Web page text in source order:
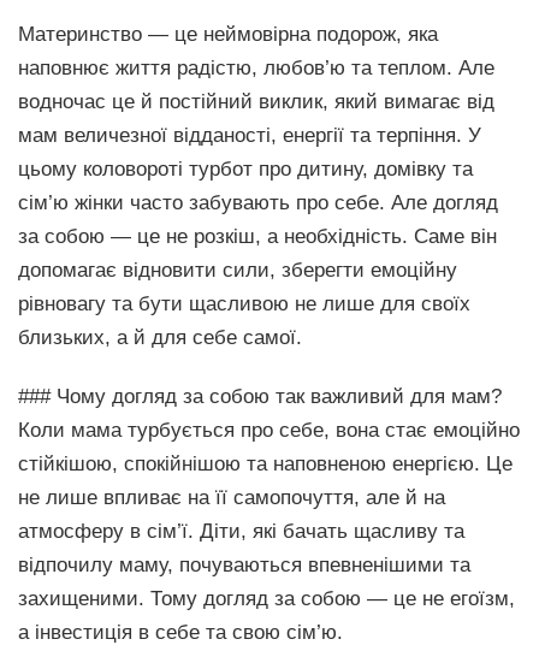
Материнство — це неймовірна подорож, яка
наповнює життя радістю, любов’ю та теплом. Але
водночас це й постійний виклик, який вимагає від
мам величезної відданості, енергії та терпіння. У
цьому коловороті турбот про дитину, домівку та
сім’ю жінки часто забувають про себе. Але догляд
за собою — це не розкіш, а необхідність. Саме він
допомагає відновити сили, зберегти емоційну
рівновагу та бути щасливою не лише для своїх
близьких, а й для себе самої.
### Чому догляд за собою так важливий для мам?
Коли мама турбується про себе, вона стає емоційно
стійкішою, спокійнішою та наповненою енергією. Це
не лише впливає на її самопочуття, але й на
атмосферу в сім’ї. Діти, які бачать щасливу та
відпочилу маму, почуваються впевненішими та
захищеними. Тому догляд за собою — це не егоїзм,
а інвестиція в себе та свою сім’ю.